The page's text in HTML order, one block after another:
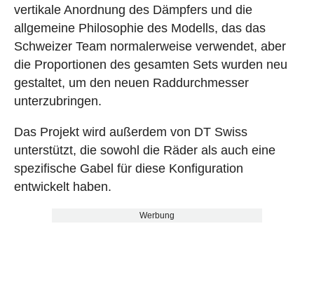
vertikale Anordnung des Dämpfers und die
allgemeine Philosophie des Modells, das das
Schweizer Team normalerweise verwendet, aber
die Proportionen des gesamten Sets wurden neu
gestaltet, um den neuen Raddurchmesser
unterzubringen.
Das Projekt wird außerdem von DT Swiss
unterstützt, die sowohl die Räder als auch eine
spezifische Gabel für diese Konfiguration
entwickelt haben.
Werbung